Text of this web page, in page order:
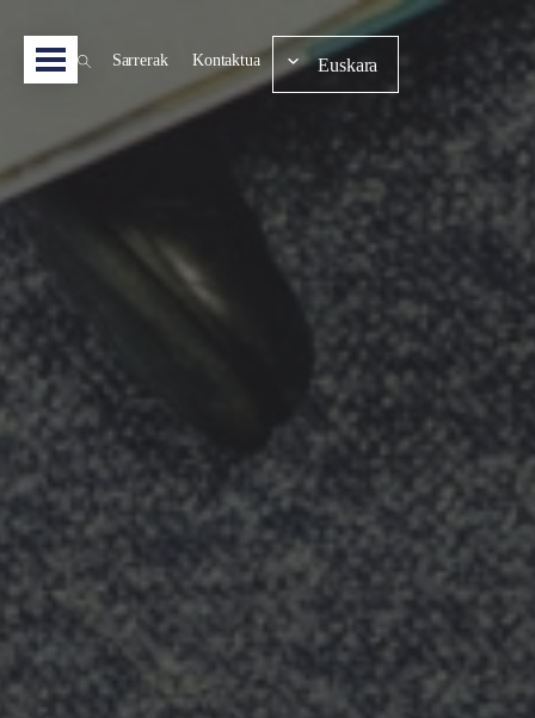
Sarrerak Kontaktua Euskara